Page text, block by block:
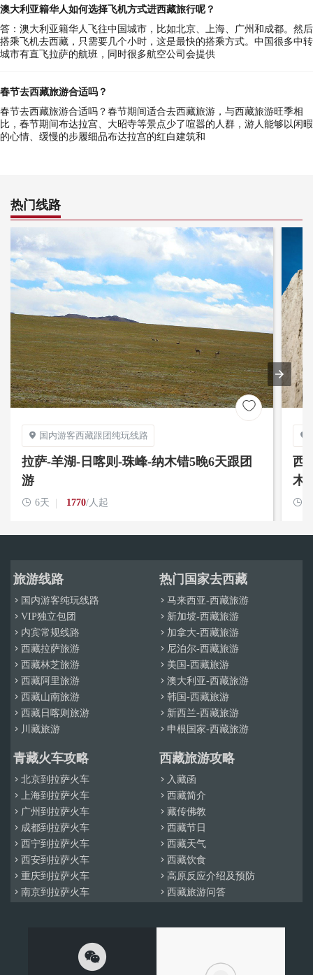
澳大利亚籍华人如何选择飞机方式进西藏旅行呢？
答：澳大利亚籍华人飞往中国城市，比如北京、上海、广州和成都。然后
搭乘飞机去西藏，只需要几个小时，这是最快的搭乘方式。中国很多中转
城市有直飞拉萨的航班，同时很多航空公司会提供
春节去西藏旅游合适吗？
春节去西藏旅游合适吗？春节期间适合去西藏旅游，与西藏旅游旺季相
比，春节期间布达拉宫、大昭寺等景点少了喧嚣的人群，游人能够以闲暇
的心情、缓慢的步履细品布达拉宫的红白建筑和
热门线路

 国内游客西藏跟团纯玩线路
拉萨-羊湖-日喀则-珠峰-纳木错5晚6天跟团
游
 6天 1770/人起

西
木

旅游线路
 国内游客纯玩线路
 VIP独立包团
 内宾常规线路
 西藏拉萨旅游
 西藏林芝旅游
 西藏阿里旅游
 西藏山南旅游
 西藏日喀则旅游
 川藏旅游
热门国家去西藏
 马来西亚-西藏旅游
 新加坡-西藏旅游
 加拿大-西藏旅游
 尼泊尔-西藏旅游
 美国-西藏旅游
 澳大利亚-西藏旅游
 韩国-西藏旅游
 新西兰-西藏旅游
 申根国家-西藏旅游
青藏火车攻略
 北京到拉萨火车
 上海到拉萨火车
 广州到拉萨火车
 成都到拉萨火车
 西宁到拉萨火车
 西安到拉萨火车
 重庆到拉萨火车
 南京到拉萨火车
西藏旅游攻略
 入藏函
 西藏简介
 藏传佛教
 西藏节日
 西藏天气
 西藏饮食
 高原反应介绍及预防
 西藏旅游问答
